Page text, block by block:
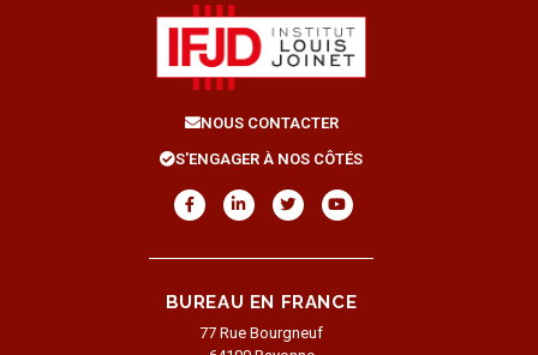
NOUS CONTACTER
S'ENGAGER À NOS CÔTÉS
BUREAU EN FRANCE
77 Rue Bourgneuf